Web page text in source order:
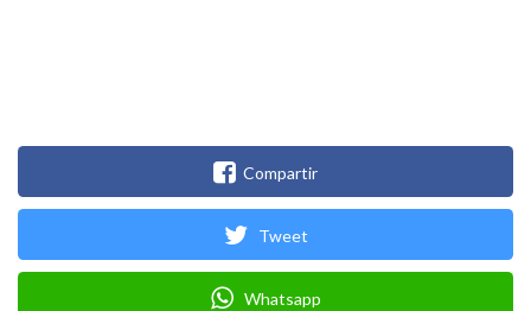
Compartir
Tweet
Whatsapp